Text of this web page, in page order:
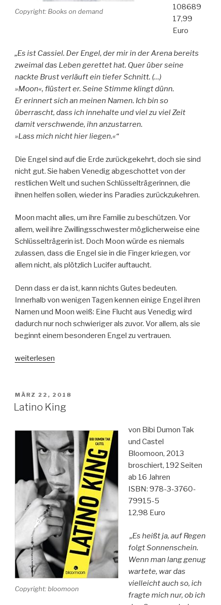
Copyright: Books on demand
108689
17,99
Euro
„Es ist Cassiel. Der Engel, der mir in der Arena bereits
zweimal das Leben gerettet hat. Quer über seine
nackte Brust verläuft ein tiefer Schnitt. (…)
»Moon«, flüstert er. Seine Stimme klingt dünn.
Er erinnert sich an meinen Namen. Ich bin so
überrascht, dass ich innehalte und viel zu viel Zeit
damit verschwende, ihn anzustarren.
»Lass mich nicht hier liegen.«“
Die Engel sind auf die Erde zurückgekehrt, doch sie sind
nicht gut. Sie haben Venedig abgeschottet von der
restlichen Welt und suchen Schlüsselträgerinnen, die
ihnen helfen sollen, wieder ins Paradies zurückzukehren.
Moon macht alles, um ihre Familie zu beschützen. Vor
allem, weil ihre Zwillingsschwester möglicherweise eine
Schlüsselträgerin ist. Doch Moon würde es niemals
zulassen, dass die Engel sie in die Finger kriegen, vor
allem nicht, als plötzlich Lucifer auftaucht.
Denn dass er da ist, kann nichts Gutes bedeuten.
Innerhalb von wenigen Tagen kennen einige Engel ihren
Namen und Moon weiß: Eine Flucht aus Venedig wird
dadurch nur noch schwieriger als zuvor. Vor allem, als sie
beginnt einem besonderen Engel zu vertrauen.
„Rückkehr
weiterlesen
VERÖFFENTLICHT
AM
MÄRZ 22, 2018
Latino King
Copyright: bloomoon
von Bibi Dumon Tak
und Castel
Bloomoon, 2013
broschiert, 192 Seiten
ab 16 Jahren
ISBN: 978-3-3760-
79915-5
12,98 Euro
„Es heißt ja, auf Regen
folgt Sonnenschein.
Wenn man lang genug
wartete, war das
vielleicht auch so, ich
fragte mich nur, ob ich